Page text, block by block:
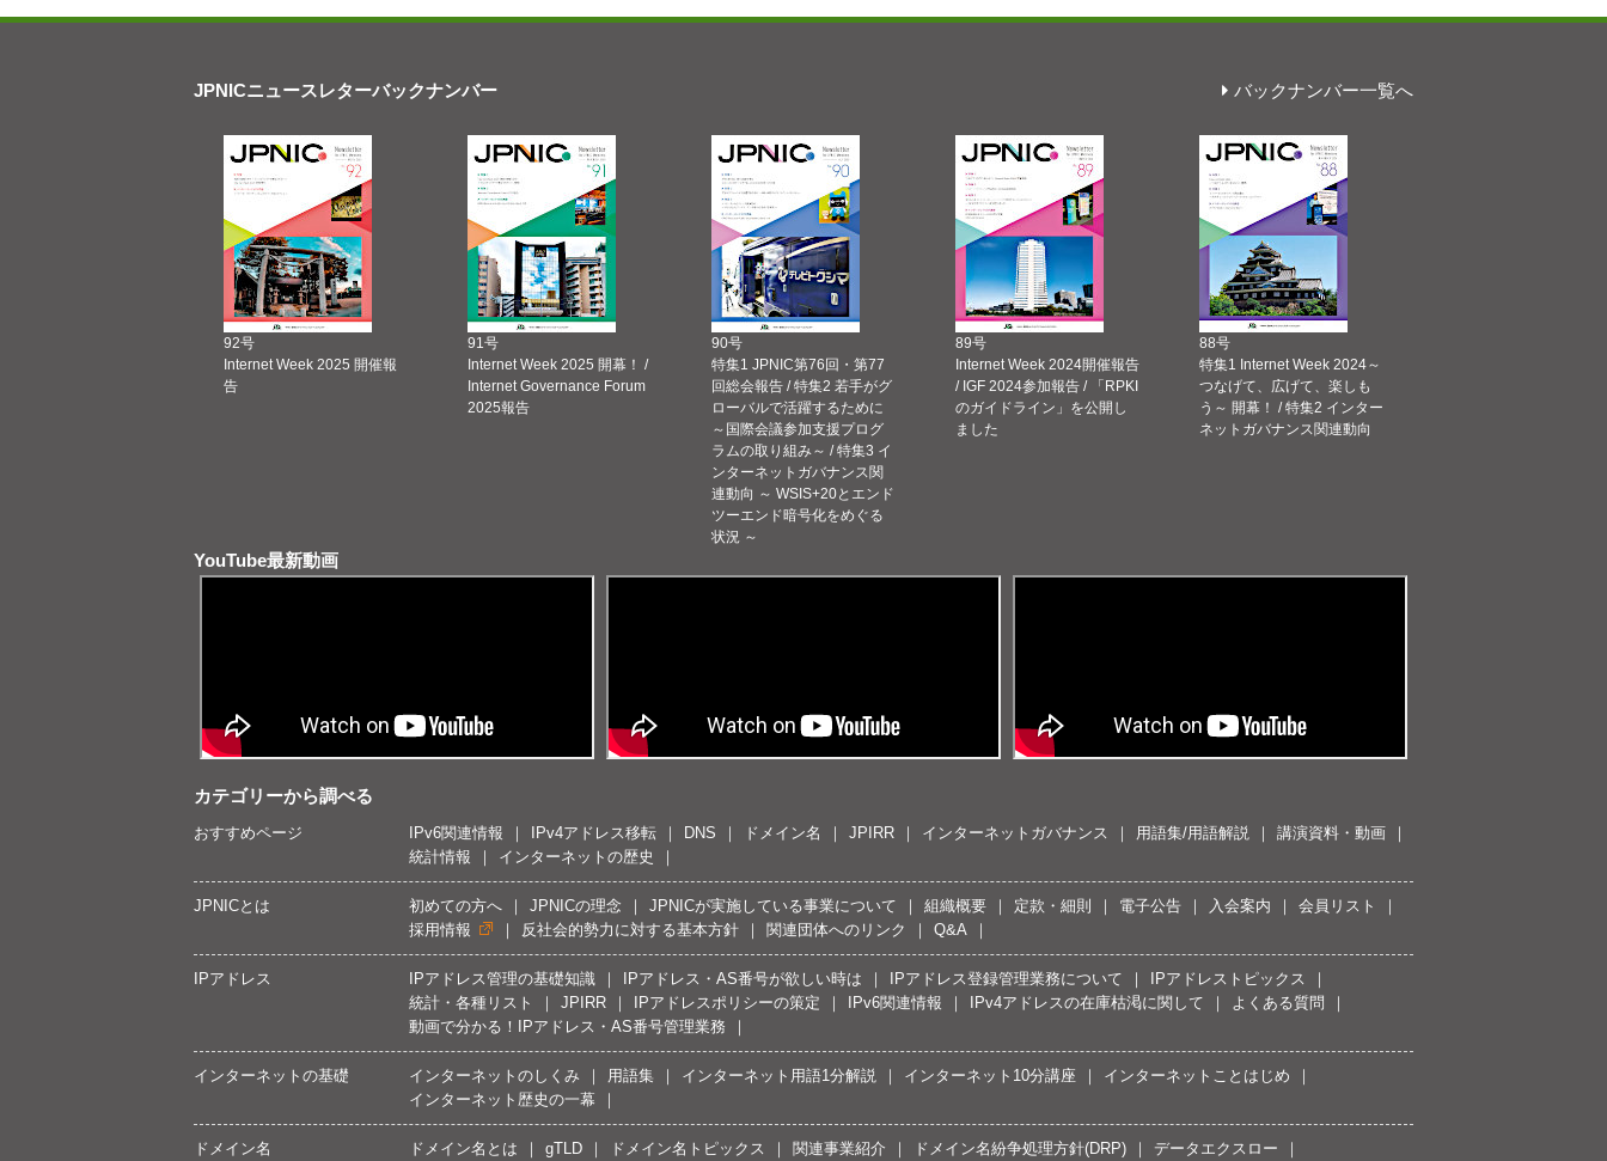
JPNICニュースレターバックナンバー バックナンバー一覧へ
92号
Internet Week 2025 開催報
告
91号
Internet Week 2025 開幕！ /
Internet Governance Forum
2025報告
90号
特集1 JPNIC第76回・第77
回総会報告 / 特集2 若手がグ
ローバルで活躍するために
～国際会議参加支援プログ
ラムの取り組み～ / 特集3 イ
ンターネットガバナンス関
連動向 ～ WSIS+20とエンド
ツーエンド暗号化をめぐる
状況 ～
89号
Internet Week 2024開催報告
/ IGF 2024参加報告 / 「RPKI
のガイドライン」を公開し
ました
88号
特集1 Internet Week 2024～
つなげて、広げて、楽しも
う～ 開幕！ / 特集2 インター
ネットガバナンス関連動向
YouTube最新動画
カテゴリーから調べる
おすすめページ IPv6関連情報 IPv4アドレス移転 DNS ドメイン名 JPIRR インターネットガバナンス 用語集/用語解説
講演資料・動画
統計情報
インターネットの歴史
JPNICとは 初めての方へ JPNICの理念 JPNICが実施している事業について 組織概要 定款・細則 電子公告 入会案内
会員リスト
採用情報
反社会的勢力に対する基本方針 関連団体へのリンク Q&A
IPアドレス IPアドレス管理の基礎知識 IPアドレス・AS番号が欲しい時は IPアドレス登録管理業務について
IPアドレストピックス
統計・各種リスト
JPIRR IPアドレスポリシーの策定 IPv6関連情報 IPv4アドレスの在庫枯渇に関して
よくある質問
動画で分かる！IPアドレス・AS番号管理業務
インターネットの基礎 インターネットのしくみ 用語集 インターネット用語1分解説 インターネット10分講座
インターネットことはじめ
インターネット歴史の一幕
ドメイン名 ドメイン名とは gTLD ドメイン名トピックス 関連事業紹介 ドメイン名紛争処理方針(DRP)
データエクスロー